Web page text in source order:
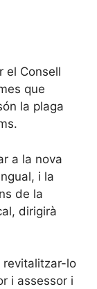
el Consell
que
la plaga
a la nova
i la
de la
dirigirà
revitalitzar-lo
i assessor i